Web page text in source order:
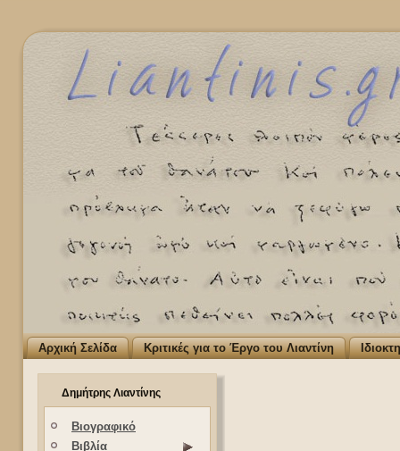
Αρχική Σελίδα Κριτικές για το Έργο του Λιαντίνη
Δημήτρης Λιαντίνης
Βιογραφικό
Βιβλία